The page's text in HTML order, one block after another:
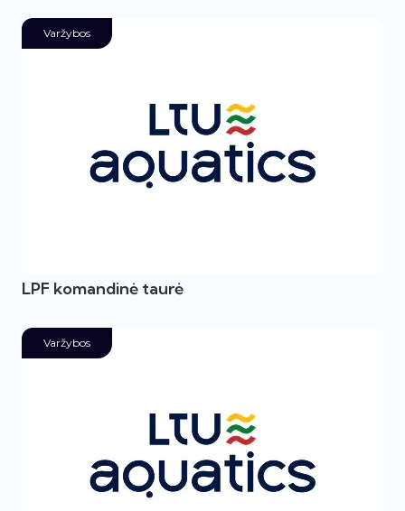
Varžybos
LPF komandinė taurė
Varžybos